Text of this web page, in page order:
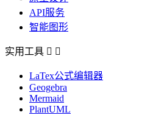
API服务
智能图形
实用工具  
LaTex公式编辑器
Geogebra
Mermaid
PlantUML